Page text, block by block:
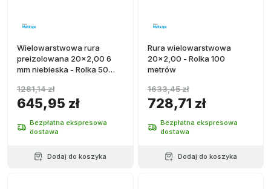
Wielowarstwowa rura
preizolowana 20x2,00 6
mm niebieska - Rolka 50
645,95 zł
1281,14 zł
Bezpłatna ekspresowa
dostawa
Dodaj do koszyka
Rura wielowarstwowa
20x2,00 - Rolka 100
metrów
728,71 zł
1633,45 zł
Bezpłatna ekspresowa
dostawa
Dodaj do koszyka